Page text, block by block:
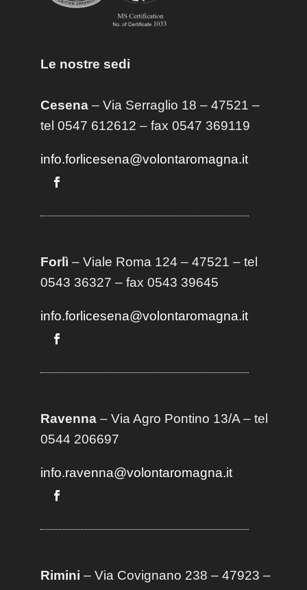
Le nostre sedi
Cesena– Via Serraglio 18 – 47521 –
tel 0547 612612 – fax 0547 369119
info.forlicesena@volontaromagna.it
Forlì – Viale Roma 124 – 47521 – tel
0543 36327 – fax 0543 39645
info.forlicesena@volontaromagna.it
Ravenna– Via Agro Pontino 13/A– tel
0544 206697
info.ravenna@volontaromagna.it
Rimini – Via Covignano 238 – 47923 –